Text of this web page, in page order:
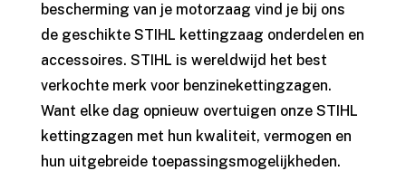
bescherming van je motorzaag vind je bij ons
de geschikte STIHL kettingzaag onderdelen en
accessoires. STIHL is wereldwijd het best
verkochte merk voor benzinekettingzagen.
Want elke dag opnieuw overtuigen onze STIHL
kettingzagen met hun kwaliteit, vermogen en
hun uitgebreide toepassingsmogelijkheden.